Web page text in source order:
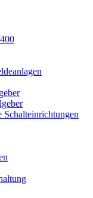
Schalteinrichtungen